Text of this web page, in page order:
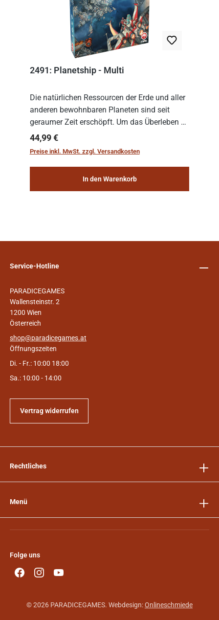
2491: Planetship - Multi
Die natürlichen Ressourcen der Erde und aller
anderen bewohnbaren Planeten sind seit
geraumer Zeit erschöpft. Um das Überleben zu
sichern, wurden die sogenannten
„Weltenschiffe“ gebaut. Auf diesen
Regulärer Preis:
44,99 €
Preise inkl. MwSt. zzgl. Versandkosten
In den Warenkorb
Service-Hotline
PARADICEGAMES
Wallensteinstr. 2
1200 Wien
Österreich
shop@paradicegames.at
Öffnungszeiten
Di. - Fr.: 10:00 18:00
Sa.: 10:00 - 14:00
Vertrag widerrufen
Rechtliches
Menü
Folge uns
© 2026 PARADICEGAMES. Webdesign:Onlineschmiede